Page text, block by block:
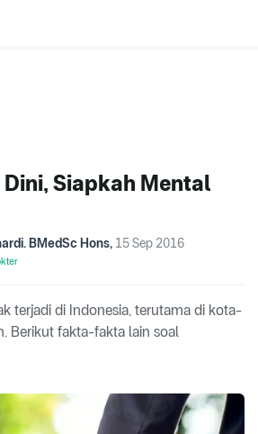
Siapkah Mental
BMedSc Hons, 15 Sep 2016
terjadi di Indonesia, terutama di kota-
Berikut fakta-fakta lain soal